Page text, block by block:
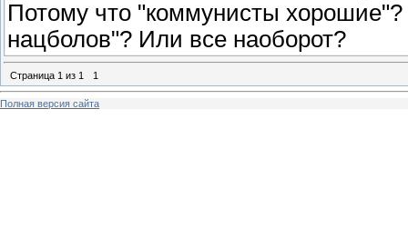
Потому что "коммунисты
нацболов"? Или все наоборот?
Страница 1 из 1 1
Полная версия сайта